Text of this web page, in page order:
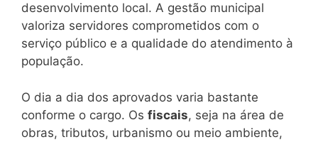
desenvolvimento local. A gestão municipal
valoriza servidores comprometidos com o
serviço público e a qualidade do atendimento à
população.
O dia a dia dos aprovados varia bastante
conforme o cargo. Os fiscais, seja na área de
obras, tributos, urbanismo ou meio ambiente,